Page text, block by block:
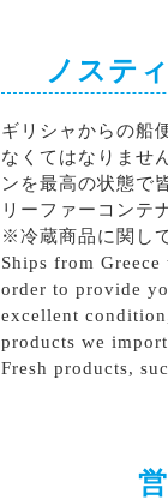
ノステ
ギリシャからの船
なくてはなりませ
ンを最高の状態で
リーファーコンテ
※冷蔵商品に関し
Ships from
order to provide
excellent
products we
Fresh products,